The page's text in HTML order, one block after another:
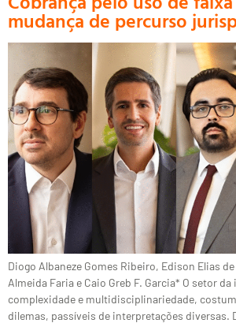
mudança de percurso
Diogo Albaneze Gomes Ribeiro, Edison Elias
Almeida Faria e Caio Greb F. Garcia* O setor
complexidade e multidisciplinariedade,
dilemas, passíveis de interpretações diversas.